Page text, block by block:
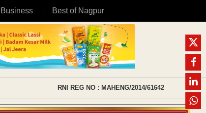
Business Best of Nagpur
RNI REG NO : MAHENG/2014/61642